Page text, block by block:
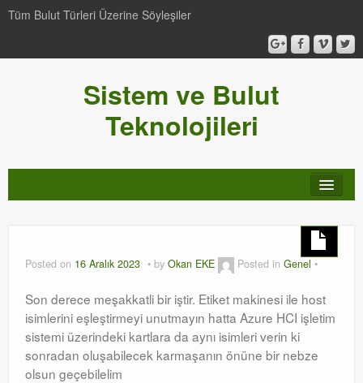
Tüm Bulut Türleri Üzerine Söyleşiler
Sistem ve Bulut
Teknolojileri
Windows Server Family
SCOM
Posted on 16 Aralık 2023 by Okan EKE Posted in Genel
Son derece meşakkatli bir iştir. Etiket makinesi ile host
isimlerini eşleştirmeyi unutmayın hatta Azure HCI işletim
sistemi üzerindeki kartlara da aynı isimleri verin ki
sonradan oluşabilecek karmaşanın önüne bir nebze
olsun geçebilelim